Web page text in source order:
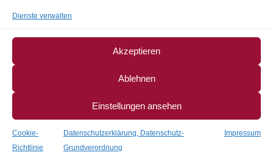
Dienste verwalten
Akzeptieren
Ablehnen
Einstellungen ansehen
Cookie-
Richtlinie
Datenschutzerklärung, Datenschutz-
Grundverordnung
Impressum
einer schiitischen Miliz wegen mehrerer Verbrechen im
Vorwurf der Rechtsbeugung frei
Neuer Richter am Bundesgerichtshof
Richter am Bundesgerichtshof Dr. Günter im Ruhestand